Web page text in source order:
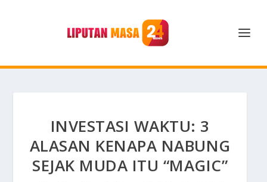
INVESTASI WAKTU: 3
ALASAN KENAPA NABUNG
SEJAK MUDA ITU “MAGIC”